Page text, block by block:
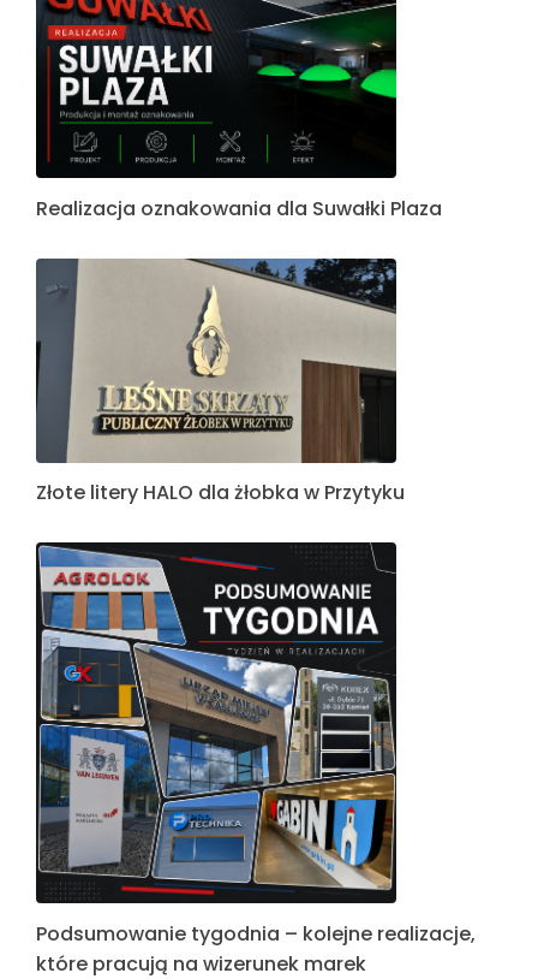
Realizacja oznakowania dla Suwałki Plaza
Złote litery HALO dla żłobka w Przytyku
Podsumowanie tygodnia – kolejne realizacje,
które pracują na wizerunek marek